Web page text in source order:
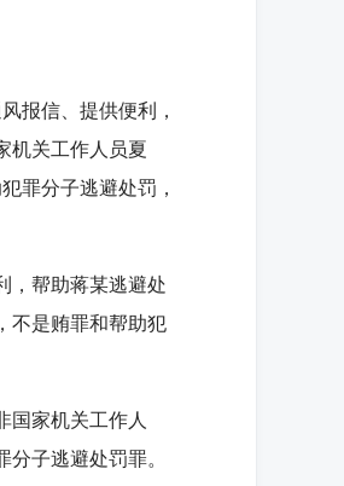
报信、提供便利，
机关工作人员夏
罪分子逃避处罚，
，帮助蒋某逃避处
不是贿罪和帮助犯
国家机关工作人
子逃避处罚罪。